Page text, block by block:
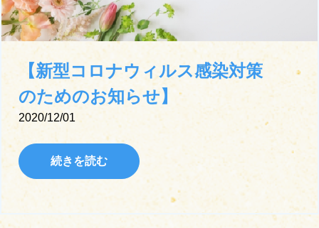
【新型コロナウィルス感染対策
のためのお知らせ】
2020/12/01
続きを読む